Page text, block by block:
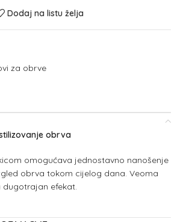
Dodaj na listu želja
za obrve
obrva
omogućava jednostavno nanošenje
obrva tokom cijelog dana. Veoma
efekat.